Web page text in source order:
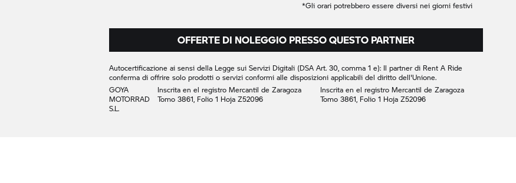
*Gli orari potrebbero essere diversi nei giorni festivi
OFFERTE DI NOLEGGIO PRESSO QUESTO PARTNER
Autocertificazione ai sensi della Legge sui Servizi Digitali (DSA Art. 30, comma 1 e): Il partner di Rent A Ride
conferma di offrire solo prodotti o servizi conformi alle disposizioni applicabili del diritto dell'Unione.
GOYA
MOTORRAD
S.L.
Inscrita en el registro Mercantil de Zaragoza
Tomo 3861, Folio 1 Hoja Z52096
Inscrita en el registro Mercantil de Zaragoza
Tomo 3861, Folio 1 Hoja Z52096